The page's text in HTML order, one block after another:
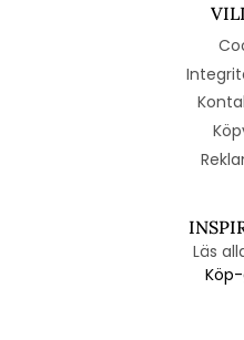
Läs